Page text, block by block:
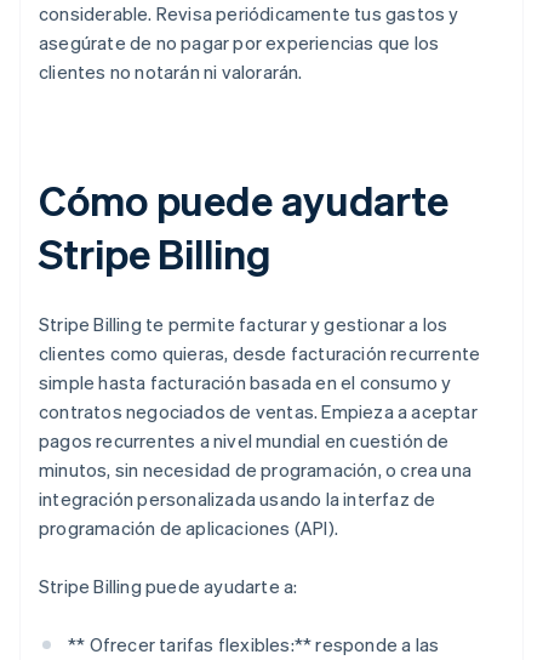
considerable. Revisa periódicamente tus gastos y
asegúrate de no pagar por experiencias que los
clientes no notarán ni valorarán.
Cómo puede ayudarte
Stripe Billing
Stripe Billing te permite facturar y gestionar a los
clientes como quieras, desde facturación recurrente
simple hasta facturación basada en el consumo y
contratos negociados de ventas. Empieza a aceptar
pagos recurrentes a nivel mundial en cuestión de
minutos, sin necesidad de programación, o crea una
integración personalizada usando la interfaz de
programación de aplicaciones (API).
Stripe Billing puede ayudarte a:
** Ofrecer tarifas flexibles:** responde a las